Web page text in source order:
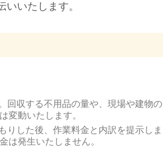
いたします。
回収する不用品の量や、現場や建物の
変動いたします。
りした後、作業料金と内訳を提示しま
は発生いたしません。